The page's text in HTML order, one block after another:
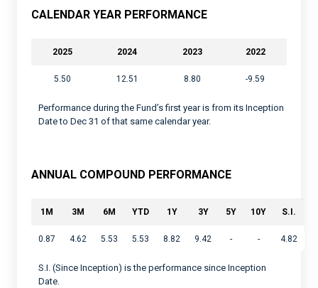
CALENDAR YEAR PERFORMANCE
2025 2024 2023 2022
5.50 12.51 8.80 -9.59
Performance during the Fund’s first year is from its Inception
Date to Dec 31 of that same calendar year.
ANNUAL COMPOUND PERFORMANCE
1M 3M 6M YTD 1Y 3Y 5Y 10Y S.I.
0.87 4.62 5.53 5.53 8.82 9.42 - - 4.82
S.I. (Since Inception) is the performance since Inception
Date.